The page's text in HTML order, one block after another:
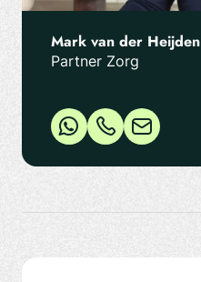
Mark van der Heijden
Partner Zorg